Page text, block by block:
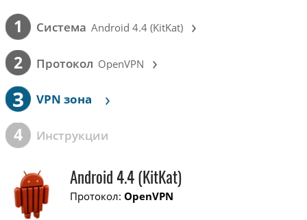
1 Cистема Android 4.4 (KitKat) ›
2 Протокол OpenVPN ›
3 VPN зона ›
4 Инструкции
Android 4.4 (KitKat)
Протокол:OpenVPN